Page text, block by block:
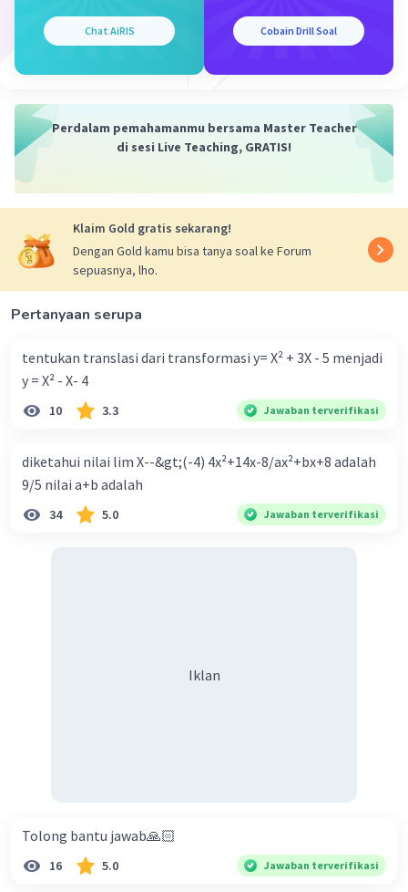
Chat AiRIS Cobain Drill Soal
Perdalam pemahamanmu bersama Master Teacher
di sesi Live Teaching, GRATIS!
Klaim Gold gratis sekarang!
Dengan Gold kamu bisa tanya soal ke Forum
sepuasnya, lho.
Pertanyaan serupa
tentukan translasi dari transformasi y= X² + 3X - 5 menjadi
y = X² - X- 4
10 3.3 Jawaban terverifikasi
diketahui nilai lim X--&gt;(-4) 4x²+14x-8/ax²+bx+8 adalah
9/5 nilai a+b adalah
34 5.0 Jawaban terverifikasi
Iklan
Tolong bantu jawab🙏🏻
16 5.0 Jawaban terverifikasi